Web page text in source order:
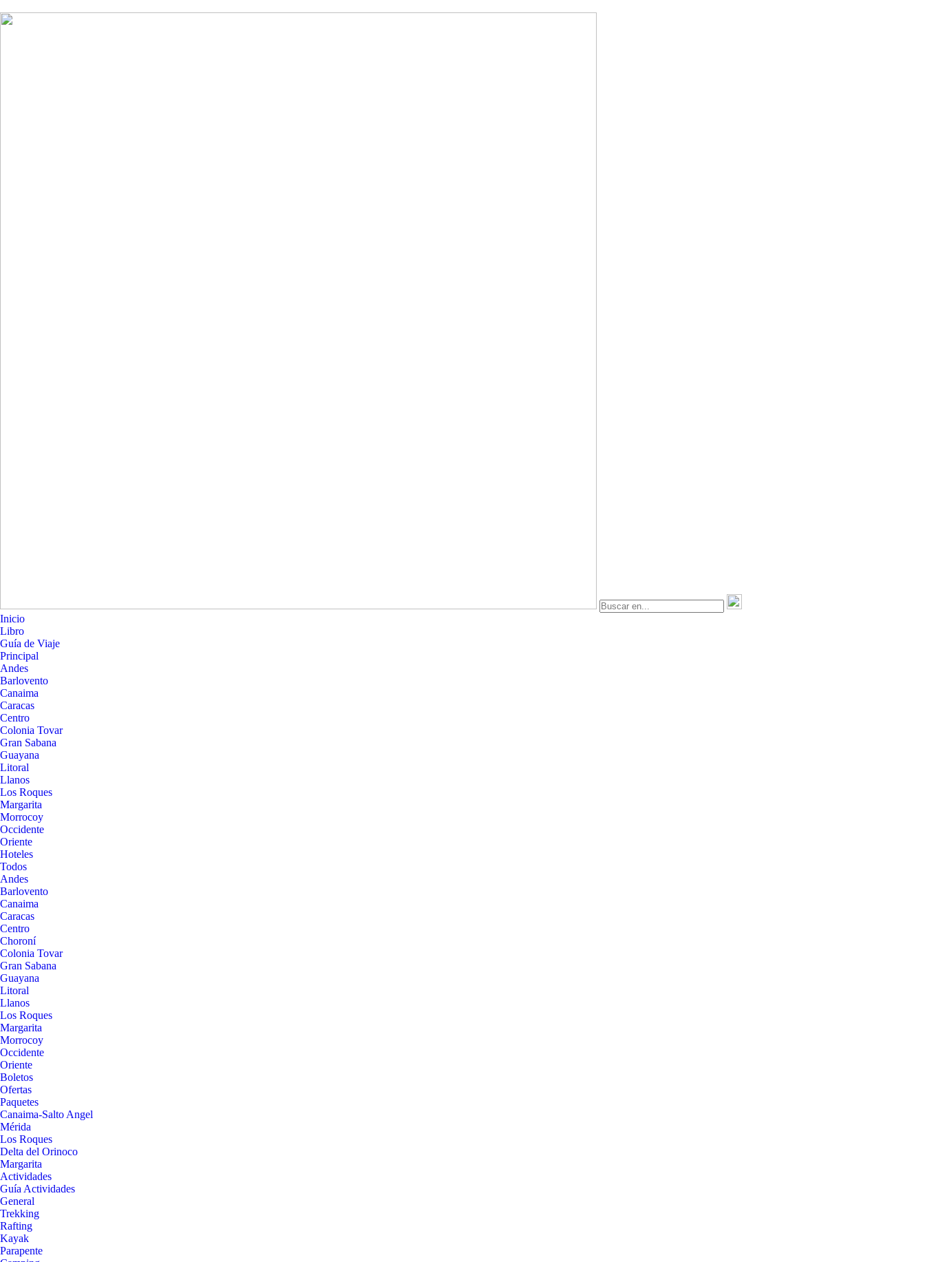
Inicio
Libro
Guía de Viaje
Principal
Andes
Barlovento
Canaima
Caracas
Centro
Colonia Tovar
Gran Sabana
Guayana
Litoral
Llanos
Los Roques
Margarita
Morrocoy
Occidente
Oriente
Hoteles
Todos
Andes
Barlovento
Canaima
Caracas
Centro
Choroní
Colonia Tovar
Gran Sabana
Guayana
Litoral
Llanos
Los Roques
Margarita
Morrocoy
Occidente
Oriente
Boletos
Ofertas
Paquetes
Canaima-Salto Angel
Mérida
Los Roques
Delta del Orinoco
Margarita
Actividades
Guía Actividades
General
Trekking
Rafting
Kayak
Parapente